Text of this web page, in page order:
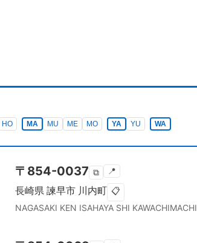
HO MA MU ME MO YA YU WA
〒 854-0037 ⧉ 📍
長崎県 諫早市 川内町 📋
NAGASAKI KEN ISAHAYA SHI KAWACHIMACHI